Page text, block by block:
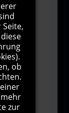
übrig
ob
zur